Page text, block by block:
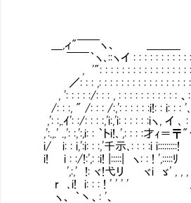
＿,ィ"￣￣ヽ、 ＿＿＿
￣￣｀ヽ､::ヽイ : : : : : : : : : : :
, '": : : : : : : : : : : : : : : : : :
／: : : ,: : : : : : : : : : : : : : : : : : :
, ': : : : :/: : : , : : : : : : : : : : : 、: :
/: : :, " /: : : /:,': : : : : :i!: : i: : : '､: :
,': :,.ｲ': :/: : : :,'i:,'i: : : : : :iヽ, イ ､ : '
,':.,.' .,': :,':,i: : ｀トi!､',: : : :才ｨ＝〒"
i/ i: : i,':i: : :,'千示､: : : :i i:::::::::!
i! i : :/!:',: :i! |:::::| ヽ: : ! ',:::::ﾘ i:
',:,' !: ヾ!弋リ ヾi ゞ' , , , ,/
r ､i! i: : : ! ' ' ' ' / i: :
ヽ、 ｀丶、: '、 !: /: :